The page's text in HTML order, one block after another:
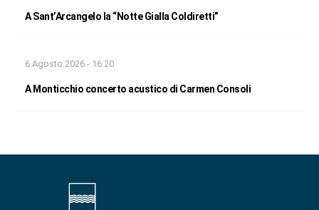
A Sant’Arcangelo la “Notte Gialla Coldiretti”
6 Agosto 2026 - 16:20
A Monticchio concerto acustico di Carmen Consoli